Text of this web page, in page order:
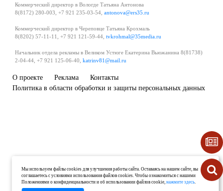
Коммерческий директор в Вологде Татьяна Антонова
8(8172) 280-003, +7 921 235-03-54, antonova@ers35.ru
Коммерческий директор в Череповце Татьяна Крохмаль
8(8202) 57-11-11, +7 921 121-59-44, tvkrohmal@35media.ru
Начальник отдела рекламы в Великом Устюге Екатерина Вьюжанина 8(81738)
2-04-44, +7 921 125-06-40, katrinv81@mail.ru
О проекте Реклама
Контакты
Политика в области обработки и защиты персональных данных
Мы используем файлы cookies для улучшения работы сайта. Оставаясь на нашем сайте, вы
соглашаетесь с условиями использования файлов cookies. Чтобы ознакомиться с нашими
Положениями о конфиденциальности и об использовании файлов cookie,нажмите здесь.